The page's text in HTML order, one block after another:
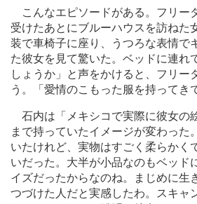
こんなエピソードがある。フリー
受けたあとにブルーハウスを訪ねた
装で車椅子に座り、うつろな表情で
た彼女を見て驚いた。ベッドに連れ
しょうか」と声をかけると、フリー
う。「愛情のこもった服を持ってき
石内は「メキシコで実際に彼女の
まで持っていたイメージが変わった
いたけれど、実物はすごく柔らかく
いだった。大半が小品なのもベッド
イズだったからなのね。まじめに生
つづけた人だと実感したわ。スキャ